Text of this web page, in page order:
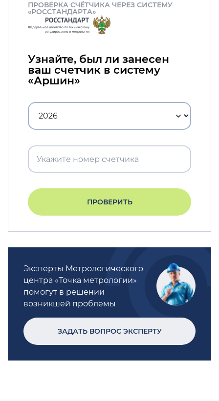
ПРОВЕРКА СЧЁТЧИКА ЧЕРЕЗ СИСТЕМУ
«РОССТАНДАРТА»
Узнайте, был ли занесен
ваш счетчик в систему
«Аршин»
ПРОВЕРИТЬ
Эксперты Метрологического
центра «Точка метрологии»
помогут в решении
возникшей проблемы
ЗАДАТЬ ВОПРОС ЭКСПЕРТУ